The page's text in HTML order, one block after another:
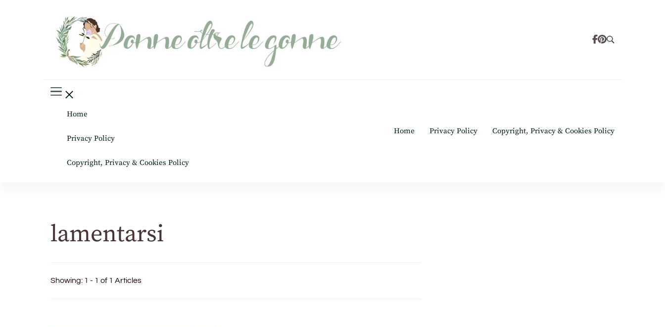
Home
Privacy Policy
Copyright, Privacy & Cookies Policy
Home Privacy Policy Copyright, Privacy & Cookies Policy
lamentarsi
Showing: 1 - 1 of 1 Articles